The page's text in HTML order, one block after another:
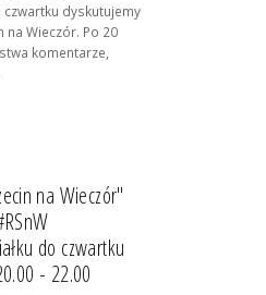
czwartku dyskutujemy
na Wieczór. Po 20
komentarze,
na Wieczór"
do czwartku
- 22.00